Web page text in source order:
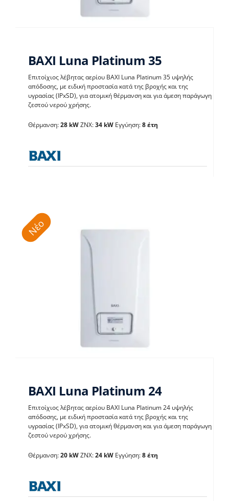
BAXI Luna Platinum 35
Λέβητες με άμεση παραγωγή ΖΝX
BAXI Luna Platinum 35
Επιτοίχιος λέβητας αερίου BAXI Luna Platinum 35 υψηλής
απόδοσης, με ειδική προστασία κατά της βροχής και της
υγρασίας (IPxSD), για ατομική θέρμανση και για άμεση παράγωγη
ζεστού νερού χρήσης.
Θέρμανση:28 kWΖΝΧ:34 kWΕγγύηση:8 έτη
Νέο
BAXI Luna Platinum 24
Λέβητες με άμεση παραγωγή ΖΝX
BAXI Luna Platinum 24
Επιτοίχιος λέβητας αερίου BAXI Luna Platinum 24 υψηλής
απόδοσης, με ειδική προστασία κατά της βροχής και της
υγρασίας (IPxSD), για ατομική θέρμανση και για άμεση παράγωγη
ζεστού νερού χρήσης.
Θέρμανση:20 kWΖΝΧ:24 kWΕγγύηση:8 έτη